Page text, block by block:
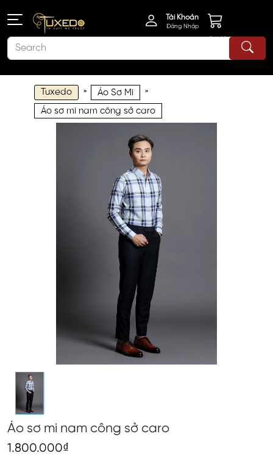
Tài Khoản
Đăng Nhập
Giỏ Hàng
Tuxedo » Áo Sơ Mi »
Áo sơ mi nam công sở caro
Áo sơ mi nam công sở caro
1.800.000₫